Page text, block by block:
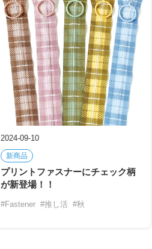
2024-09-10
新商品
プリントファスナーにチェック柄
が新登場！！
#Fastener #推し活 #秋